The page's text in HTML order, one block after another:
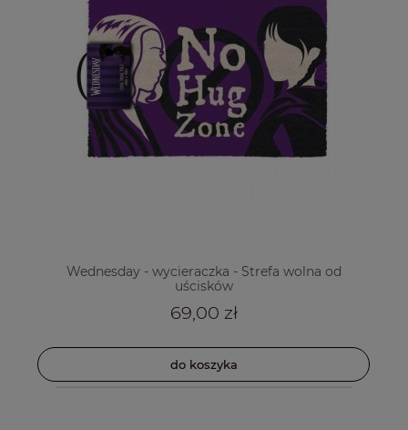
Wednesday - wycieraczka - Strefa wolna od
uścisków
69,00 zł
do koszyka